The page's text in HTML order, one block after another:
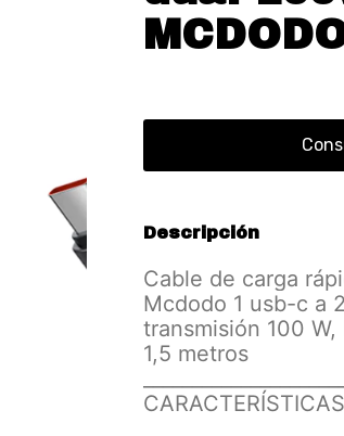
Descripción
Cable de carga
Mcdodo 1 usb-c a
transmisión 100
1,5 metros